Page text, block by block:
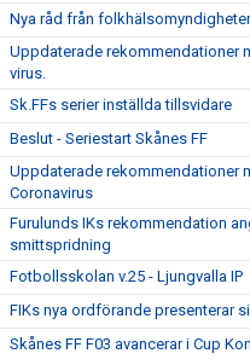
Nya råd från
Uppdaterade rekommendationer
virus.
Sk.FFs serier inställda tillsvidare
Beslut - Seriestart Skånes FF
Uppdaterade rekommendationer
Coronavirus
Furulunds IKs rekommendation
smittspridning
Fotbollsskolan v.25 - Ljungvalla IP
FIKs nya ordförande presenterar
Skånes FF F03 avancerar i Cup